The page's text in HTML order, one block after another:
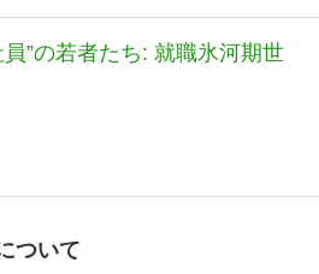
員”の若者たち: 就職氷河期世
ついて